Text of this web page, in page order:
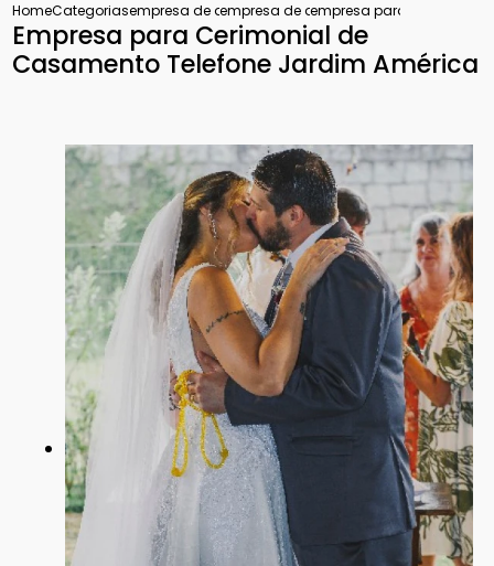
HomeCategoriasempresa de assessoria de eventos
empresa de assessoria cerimonial em
empresa para cerimonial
Empresa para Cerimonial de
Casamento Telefone Jardim América